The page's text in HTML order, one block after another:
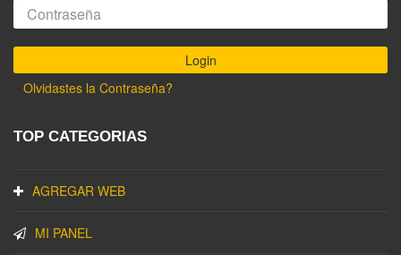
Olvidastes la Contraseña?
TOP CATEGORIAS
AGREGAR WEB
MI PANEL